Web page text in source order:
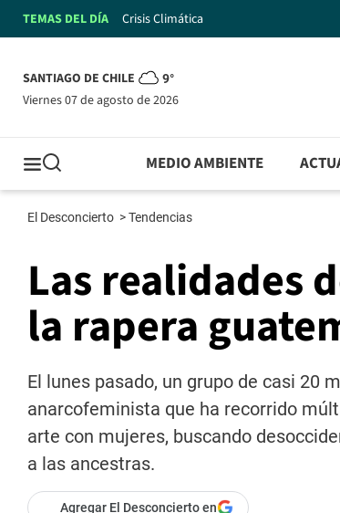
TEMAS DEL DÍA Crisis Climática
SANTIAGO DE CHILE 9°
viernes 07 de agosto de 2026
MEDIO AMBIENTE
El Desconcierto >Tendencias
Las realidades
la rapera
El lunes pasado, un grupo de casi 20
anarcofeminista que ha recorrido
arte con mujeres, buscando
a las ancestras.
Agregar El Desconcierto en